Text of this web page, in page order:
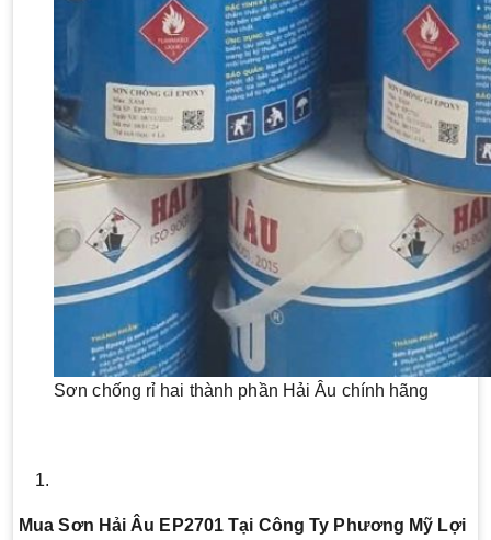
Sơn chống rỉ hai thành phần Hải Âu chính hãng
Mua Sơn Hải Âu EP2701 Tại Công Ty Phương Mỹ Lợi